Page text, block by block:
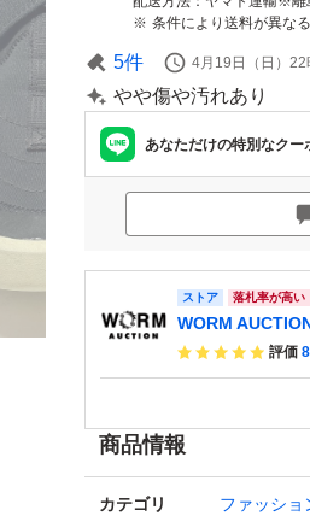
条件により送料が異な
5件 4月19日（日）22
やや傷や汚れあり
あなただけの特別なクー
ストア 落札率が高い
WORM
評価
商品情報
カテゴリ ファッショ